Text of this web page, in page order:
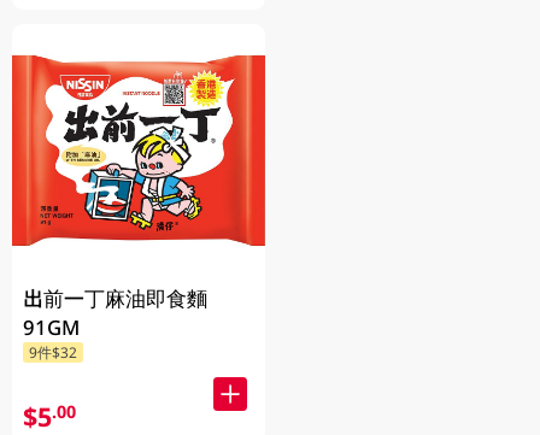
出前一丁麻油即食麵
91GM
9件$32
$5.00